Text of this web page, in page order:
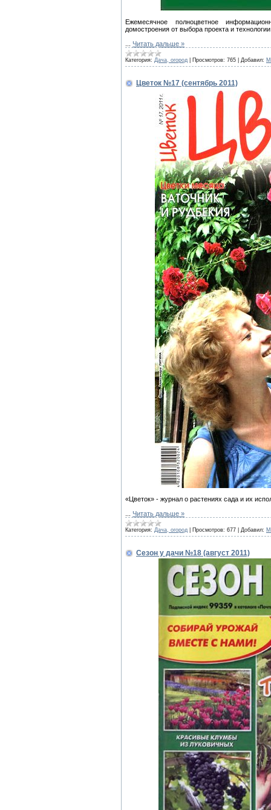
Ежемесячное полноцветное
домостроения от выбора проекта и
Читать дальше »
Категория: Дача, огород Просмотров: 765 Добавил:
Цветок №17 (сентябрь 2011)
«Цветок» - журнал о растениях сада и их
Читать дальше »
Категория: Дача, огород Просмотров: 677 Добавил:
Сезон у дачи №18 (август 2011)